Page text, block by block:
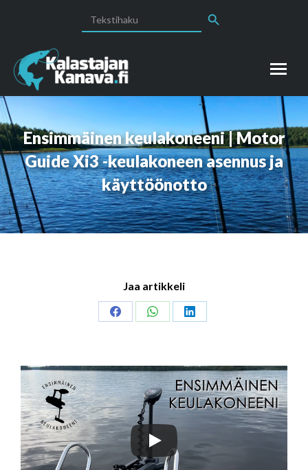
for:
Ensimmäinen keulakoneeni | Motor
Guide Xi3 -keulakoneen asennus ja
käyttöönotto
Jaa artikkeli
Share
Share
Share